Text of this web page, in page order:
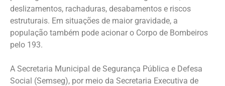
deslizamentos, rachaduras, desabamentos e riscos
estruturais. Em situações de maior gravidade, a
população também pode acionar o Corpo de Bombeiros
pelo 193.
A Secretaria Municipal de Segurança Pública e Defesa
Social (Semseg), por meio da Secretaria Executiva de